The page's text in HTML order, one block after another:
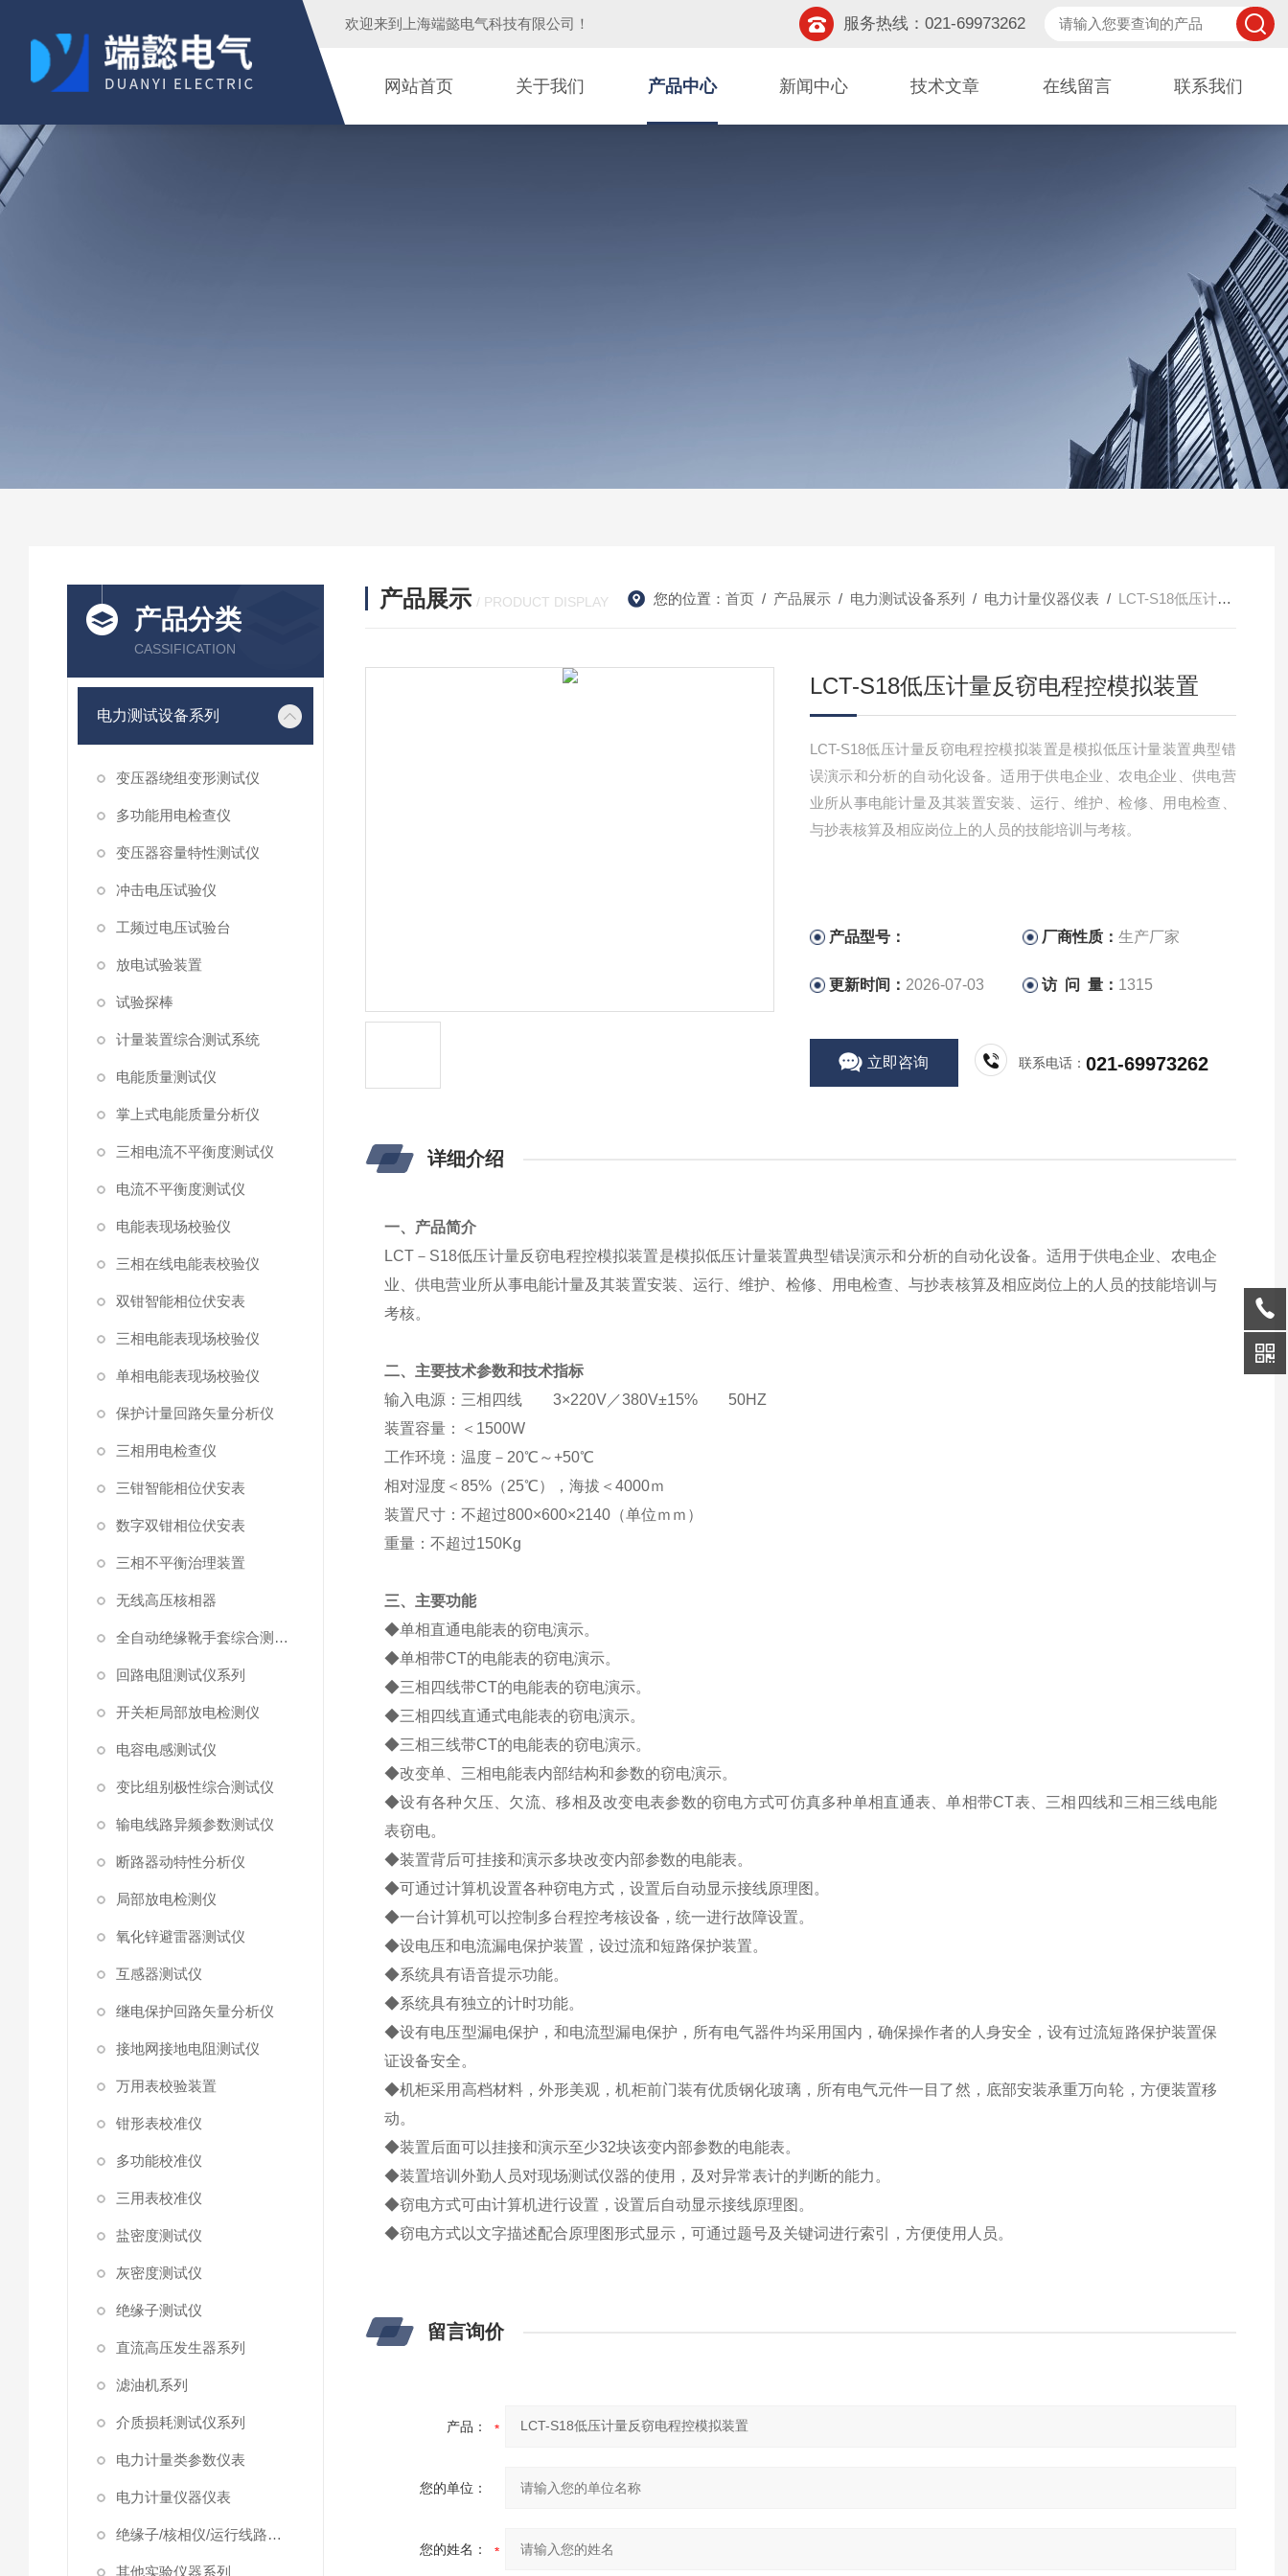
欢迎来到 上海端懿电气科技有限公司 ！ 服务热线：021-69973262
网站首页 关于我们 产品中心 新闻中心 技术文章 在线留言 联系我们
产品分类
CASSIFICATION
电力测试设备系列
变压器绕组变形测试仪
多功能用电检查仪
变压器容量特性测试仪
冲击电压试验仪
工频过电压试验台
放电试验装置
试验探棒
计量装置综合测试系统
电能质量测试仪
掌上式电能质量分析仪
三相电流不平衡度测试仪
电流不平衡度测试仪
电能表现场校验仪
三相在线电能表校验仪
双钳智能相位伏安表
三相电能表现场校验仪
单相电能表现场校验仪
保护计量回路矢量分析仪
三相用电检查仪
三钳智能相位伏安表
数字双钳相位伏安表
三相不平衡治理装置
无线高压核相器
全自动绝缘靴手套综合测试仪
回路电阻测试仪系列
开关柜局部放电检测仪
电容电感测试仪
变比组别极性综合测试仪
输电线路异频参数测试仪
断路器动特性分析仪
局部放电检测仪
氧化锌避雷器测试仪
互感器测试仪
继电保护回路矢量分析仪
接地网接地电阻测试仪
万用表校验装置
钳形表校准仪
多功能校准仪
三用表校准仪
盐密度测试仪
灰密度测试仪
绝缘子测试仪
直流高压发生器系列
滤油机系列
介质损耗测试仪系列
电力计量类参数仪表
电力计量仪器仪表
绝缘子/核相仪/运行线路试验仪器
其他实验仪器系列
产品展示 / PRODUCT DISPLAY 您的位置： 首页/ 产品展示/ 电力测试设备系列 / 电力计量仪器仪表 / LCT-S18低压计量反窃电程控模拟装置
LCT-S18低压计量反窃电程控模拟装置
LCT-S18低压计量反窃电程控模拟装置是模拟低压计量装置典型错
误演示和分析的自动化设备。适用于供电企业、农电企业、供电营
业所从事电能计量及其装置安装、运行、维护、检修、用电检查、
与抄表核算及相应岗位上的人员的技能培训与考核。
产品型号： 厂商性质：生产厂家
更新时间： 2026-07-03 访 问 量： 1315
立即咨询 联系电话：021-69973262
详细介绍
一、产品简介
LCT－S18低压计量反窃电程控模拟装置是模拟低压计量装置典型错误演示和分析的自动化设备。适用于供电企业、农电企
业、供电营业所从事电能计量及其装置安装、运行、维护、检修、用电检查、与抄表核算及相应岗位上的人员的技能培训与
考核。
二、主要技术参数和技术指标
输入电源：三相四线 3×220V／380V±15% 50HZ
装置容量：＜1500W
工作环境：温度－20℃～+50℃
相对湿度＜85%（25℃），海拔＜4000ｍ
装置尺寸：不超过800×600×2140（单位ｍｍ）
重量：不超过150Kg
三、主要功能
◆单相直通电能表的窃电演示。
◆单相带CT的电能表的窃电演示。
◆三相四线带CT的电能表的窃电演示。
◆三相四线直通式电能表的窃电演示。
◆三相三线带CT的电能表的窃电演示。
◆改变单、三相电能表内部结构和参数的窃电演示。
◆设有各种欠压、欠流、移相及改变电表参数的窃电方式可仿真多种单相直通表、单相带CT表、三相四线和三相三线电能
表窃电。
◆装置背后可挂接和演示多块改变内部参数的电能表。
◆可通过计算机设置各种窃电方式，设置后自动显示接线原理图。
◆一台计算机可以控制多台程控考核设备，统一进行故障设置。
◆设电压和电流漏电保护装置，设过流和短路保护装置。
◆系统具有语音提示功能。
◆系统具有独立的计时功能。
◆设有电压型漏电保护，和电流型漏电保护，所有电气器件均采用国内，确保操作者的人身安全，设有过流短路保护装置保
证设备安全。
◆机柜采用高档材料，外形美观，机柜前门装有优质钢化玻璃，所有电气元件一目了然，底部安装承重万向轮，方便装置移
动。
◆装置后面可以挂接和演示至少32块该变内部参数的电能表。
◆装置培训外勤人员对现场测试仪器的使用，及对异常表计的判断的能力。
◆窃电方式可由计算机进行设置，设置后自动显示接线原理图。
◆窃电方式以文字描述配合原理图形式显示，可通过题号及关键词进行索引，方便使用人员。
留言询价
产品：
您的单位：
您的姓名：